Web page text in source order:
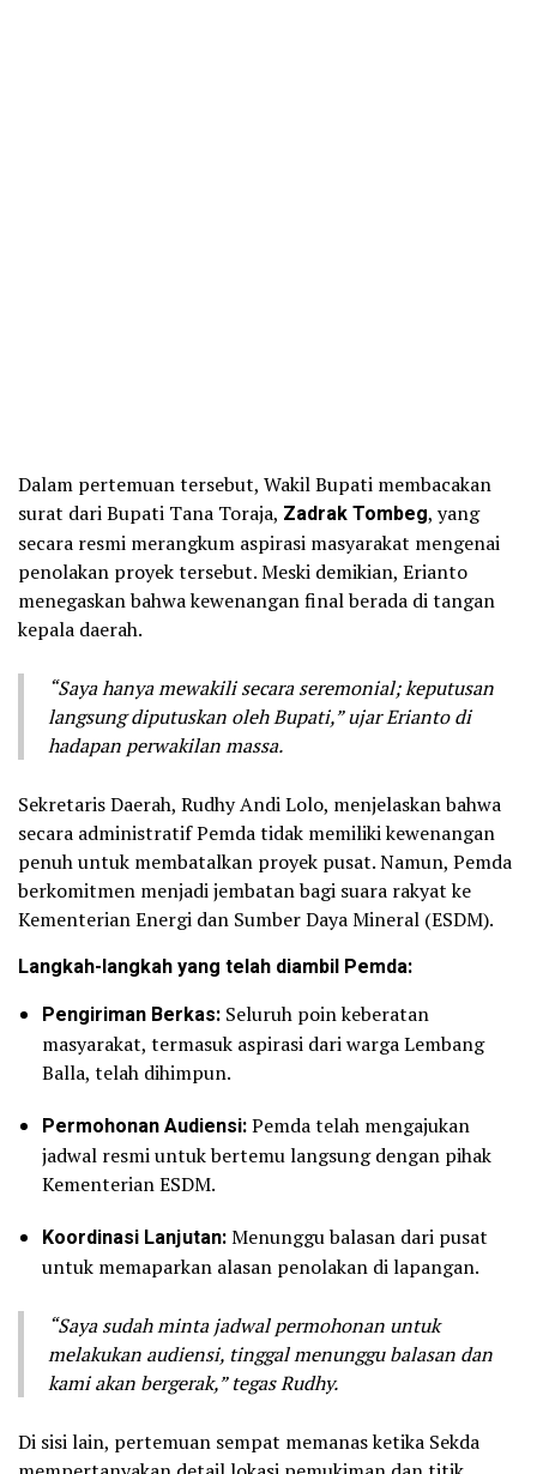
Dalam pertemuan tersebut, Wakil Bupati membacakan
surat dari Bupati Tana Toraja, Zadrak Tombeg, yang
secara resmi merangkum aspirasi masyarakat mengenai
penolakan proyek tersebut. Meski demikian, Erianto
menegaskan bahwa kewenangan final berada di tangan
kepala daerah.
“Saya hanya mewakili secara seremonial; keputusan
langsung diputuskan oleh Bupati,” ujar Erianto di
hadapan perwakilan massa.
Sekretaris Daerah, Rudhy Andi Lolo, menjelaskan bahwa
secara administratif Pemda tidak memiliki kewenangan
penuh untuk membatalkan proyek pusat. Namun, Pemda
berkomitmen menjadi jembatan bagi suara rakyat ke
Kementerian Energi dan Sumber Daya Mineral (ESDM).
Langkah-langkah yang telah diambil Pemda:
Pengiriman Berkas: Seluruh poin keberatan
masyarakat, termasuk aspirasi dari warga Lembang
Balla, telah dihimpun.
Permohonan Audiensi:Pemda telah mengajukan
jadwal resmi untuk bertemu langsung dengan pihak
Kementerian ESDM.
Koordinasi Lanjutan:Menunggu balasan dari pusat
untuk memaparkan alasan penolakan di lapangan.
“Saya sudah minta jadwal permohonan untuk
melakukan audiensi, tinggal menunggu balasan dan
kami akan bergerak,” tegas Rudhy.
Di sisi lain, pertemuan sempat memanas ketika Sekda